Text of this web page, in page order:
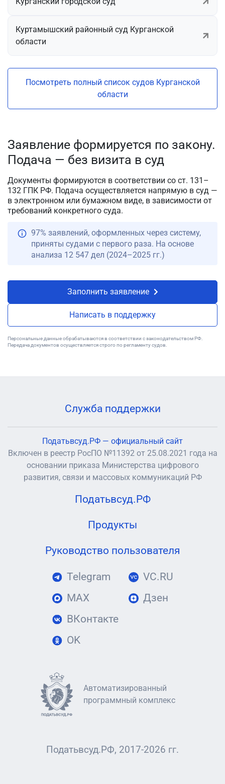
Куртамышский районный суд Курганской
области
Посмотреть полный список судов Курганской
области
Заявление формируется по закону.
Подача — без визита в суд
Документы формируются в соответствии со ст. 131–
132 ГПК РФ. Подача осуществляется напрямую в суд —
в электронном или бумажном виде, в зависимости от
требований конкретного суда.
97% заявлений, оформленных через систему,
приняты судами с первого раза. На основе
анализа 12 547 дел (2024–2025 гг.)
Заполнить заявление
Написать в поддержку
Персональные данные обрабатываются в соответствии с законодательством РФ.
Передача документов осуществляется строго по регламенту судов.
Служба поддержки
Податьвсуд.РФ — официальный сайт
Включен в реестр РосПО №11392 от 25.08.2021 года на
основании приказа Министерства цифрового
развития, связи и массовых коммуникаций РФ
Податьвсуд.РФ
Продукты
Руководство пользователя
Telegram
MAX
ВКонтакте
OK
VC.RU
Дзен
Автоматизированный
программный комплекс
Податьвсуд.РФ, 2017-2026 гг.